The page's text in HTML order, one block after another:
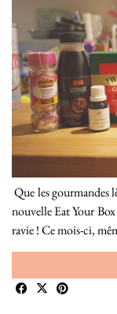
Que les gourmandes
nouvelle Eat Your
ravie ! Ce mois-ci,